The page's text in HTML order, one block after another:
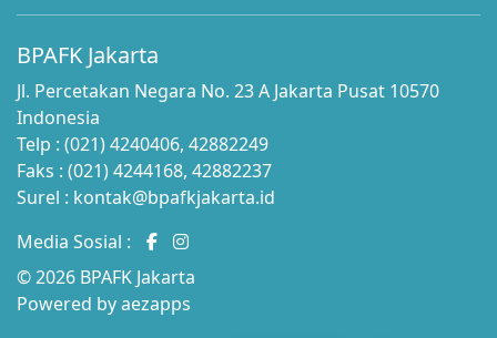
BPAFK Jakarta
Jl. Percetakan Negara No. 23 A Jakarta Pusat 10570
Indonesia
Telp : (021) 4240406, 42882249
Faks : (021) 4244168, 42882237
Surel : kontak@bpafkjakarta.id
Media Sosial :
© 2026 BPAFK Jakarta
Powered byaezapps